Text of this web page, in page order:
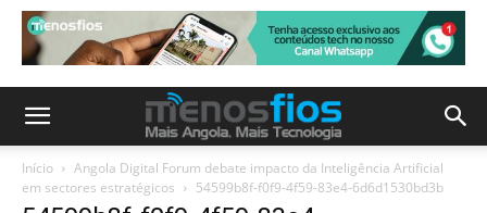
Início
Angola Digital Forum debate impacto da Inteligência Artificial
em sectores estratégicos
54599b8f-f0f9-4f59-83e4-6d6d1530bd3b